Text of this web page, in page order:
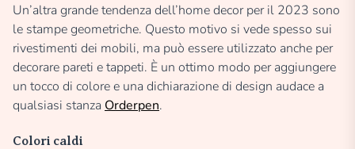
Un’altra grande tendenza dell’home decor per il 2023 sono
le stampe geometriche. Questo motivo si vede spesso sui
rivestimenti dei mobili, ma può essere utilizzato anche per
decorare pareti e tappeti. È un ottimo modo per aggiungere
un tocco di colore e una dichiarazione di design audace a
qualsiasi stanza Orderpen.
Colori caldi